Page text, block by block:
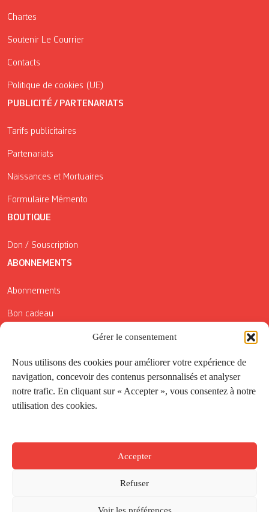
Gérer le consentement
Nous utilisons des cookies pour améliorer votre expérience de
navigation, concevoir des contenus personnalisés et analyser
notre trafic. En cliquant sur « Accepter », vous consentez à notre
utilisation des cookies.
Accepter
Refuser
Voir les préférences
Chartes
Soutenir Le Courrier
Contacts
Politique de cookies (UE)
PUBLICITÉ / PARTENARIATS
Tarifs publicitaires
Partenariats
Naissances et Mortuaires
Formulaire Mémento
BOUTIQUE
Don / Souscription
ABONNEMENTS
Abonnements
Bon cadeau
Conditions générales de vente
Réductions de la Carte Côté Courrier
Application